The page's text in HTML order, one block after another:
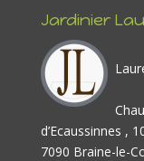
Jardinier
d’Ecaussinnes ,
7090 Braine-le-